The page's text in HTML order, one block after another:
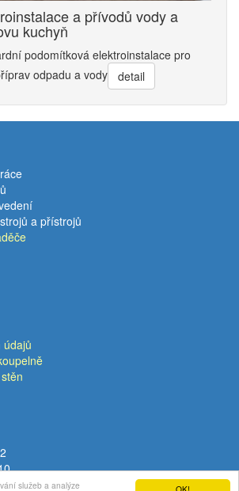
služeb a analýze
a přívodů vody a
kuchyň
podomítková elektroinstalace pro
odpadu a vody
detail
a přístrojů
údajů